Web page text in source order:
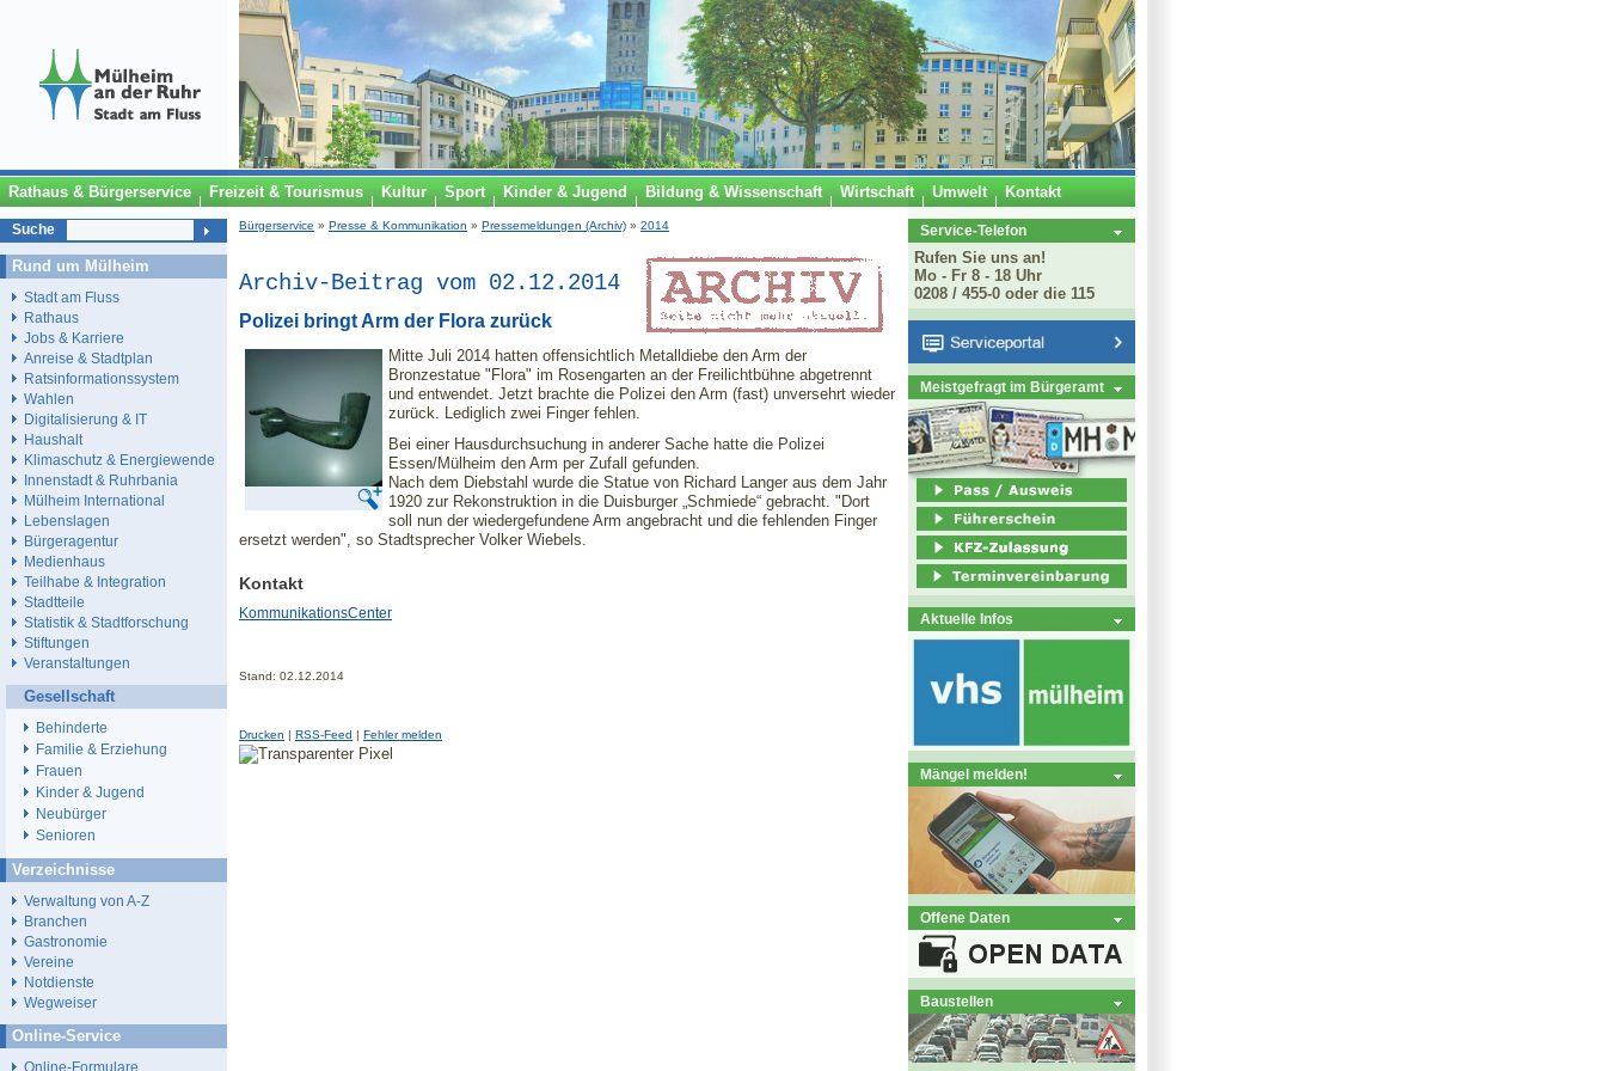
Rathaus & Bürgerservice Freizeit & Tourismus Kultur Sport Kinder & Jugend Bildung & Wissenschaft Wirtschaft Umwelt Kontakt
Bürgerservice » Presse & Kommunikation » Pressemeldungen (Archiv) » 2014
Archiv-Beitrag vom 02.12.2014
Polizei bringt Arm der Flora zurück
Mitte Juli 2014 hatten offensichtlich Metalldiebe den Arm der
Bronzestatue "Flora" im Rosengarten an der Freilichtbühne abgetrennt
und entwendet. Jetzt brachte die Polizei den Arm (fast) unversehrt wieder
zurück. Lediglich zwei Finger fehlen.
Bei einer Hausdurchsuchung in anderer Sache hatte die Polizei
Essen/Mülheim den Arm per Zufall gefunden.
Nach dem Diebstahl wurde die Statue von Richard Langer aus dem Jahr
1920 zur Rekonstruktion in die Duisburger „Schmiede“ gebracht. "Dort
soll nun der wiedergefundene Arm angebracht und die fehlenden Finger
ersetzt werden", so Stadtsprecher Volker Wiebels.
Kontakt
KommunikationsCenter
Stand: 02.12.2014
Drucken | RSS-Feed | Fehler melden
Service-Telefon
Rufen Sie uns an!
Mo - Fr 8 - 18 Uhr
0208 / 455-0 oder die 115
Meistgefragt im Bürgeramt
Aktuelle Infos
Mängel melden!
Offene Daten
Baustellen
Suche
Rund um Mülheim
Stadt am Fluss
Rathaus
Jobs & Karriere
Anreise & Stadtplan
Ratsinformationssystem
Wahlen
Digitalisierung & IT
Haushalt
Klimaschutz & Energiewende
Innenstadt & Ruhrbania
Mülheim International
Lebenslagen
Bürgeragentur
Medienhaus
Teilhabe & Integration
Stadtteile
Statistik & Stadtforschung
Stiftungen
Veranstaltungen
Gesellschaft
Behinderte
Familie & Erziehung
Frauen
Kinder & Jugend
Neubürger
Senioren
Verzeichnisse
Verwaltung von A-Z
Branchen
Gastronomie
Vereine
Notdienste
Wegweiser
Online-Service
Online-Formulare